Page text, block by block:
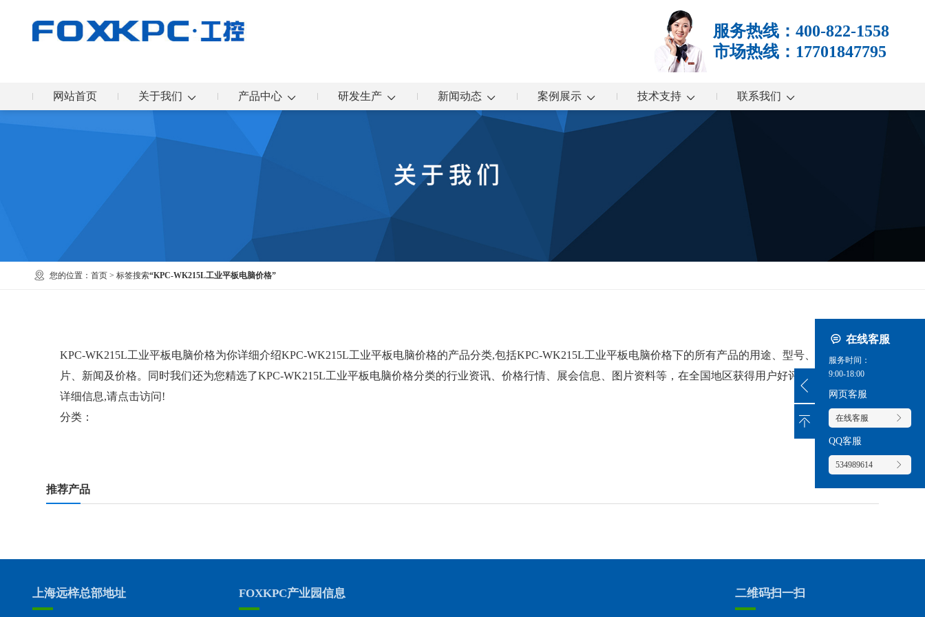
服务热线：400-822-1558
市场热线：17701847795
网站首页 关于我们 产品中心 研发生产 新闻动态 案例展示 技术支持 联系我们
您的位置： 首页 > 标签搜索“KPC-WK215L工业平板电脑价格”
KPC-WK215L工业平板电脑价格为你详细介绍KPC-WK215L工业平板电脑价格的产品分类,包括KPC-WK215L工业平板电脑价格下的所有产品的用途、型号、范围、图
片、新闻及价格。同时我们还为您精选了KPC-WK215L工业平板电脑价格分类的行业资讯、价格行情、展会信息、图片资料等，在全国地区获得用户好评，欲了解更多
详细信息,请点击访问!
分类：
推荐产品
上海远梓总部地址 FOXKPC产业园信息 二维码扫一扫
在线客服
服务时间：
9:00-18:00
网页客服
在线客服
QQ客服
534989614